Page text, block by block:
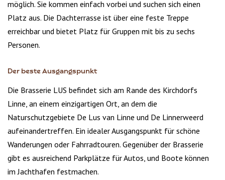
möglich. Sie kommen einfach vorbei und suchen sich einen
Platz aus. Die Dachterrasse ist über eine feste Treppe
erreichbar und bietet Platz für Gruppen mit bis zu sechs
Personen.
Der beste Ausgangspunkt
Die Brasserie LUS befindet sich am Rande des Kirchdorfs
Linne, an einem einzigartigen Ort, an dem die
Naturschutzgebiete De Lus van Linne und De Linnerweerd
aufeinandertreffen. Ein idealer Ausgangspunkt für schöne
Wanderungen oder Fahrradtouren. Gegenüber der Brasserie
gibt es ausreichend Parkplätze für Autos, und Boote können
im Jachthafen festmachen.